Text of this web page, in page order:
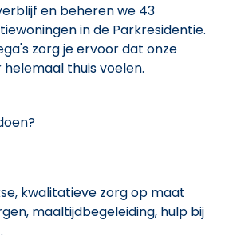
en beheren we 43
in de Parkresidentie.
zorg je ervoor dat onze
thuis voelen.
kwalitatieve zorg op maat
maaltijdbegeleiding, hulp bij